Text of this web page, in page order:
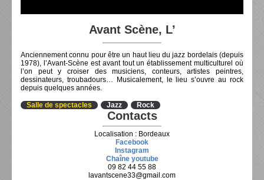
Avant Scène, L’
Anciennement connu pour être un haut lieu du jazz bordelais (depuis
1978), l’Avant-Scène est avant tout un établissement multiculturel où
l’on peut y croiser des musiciens, conteurs, artistes peintres,
dessinateurs, troubadours… Musicalement, le lieu s’ouvre au rock
depuis quelques années.
Salle de spectacles Jazz Rock
Contacts
Localisation : Bordeaux
Facebook
Instagram
Chaîne youtube
09 82 44 55 88
lavantscene33@gmail.com